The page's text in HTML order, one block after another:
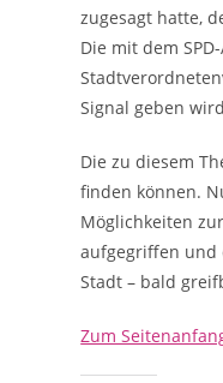
zugesagt hatte,
Die mit dem
Signal geben
Die zu diesem
finden können.
Möglichkeiten
aufgegriffen und
Stadt – bald
Zum